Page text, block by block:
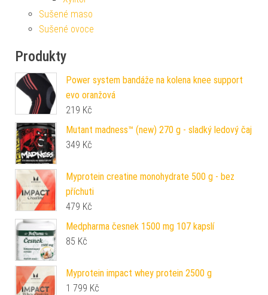
Sušené maso
Sušené ovoce
Produkty
Power system bandáže na kolena knee support
evo oranžová
219 Kč
Mutant madness™ (new) 270 g - sladký ledový čaj
349 Kč
Myprotein creatine monohydrate 500 g - bez
příchuti
479 Kč
Medpharma česnek 1500 mg 107 kapslí
85 Kč
Myprotein impact whey protein 2500 g
1 799 Kč